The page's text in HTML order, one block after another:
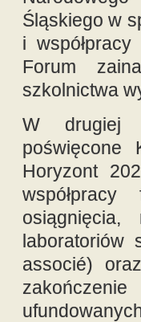
Śląskiego w
i
Forum
szkolnictwa
W drugiej
poświęcone
Horyzont
osiągnięcia,
laboratoriów
associé)